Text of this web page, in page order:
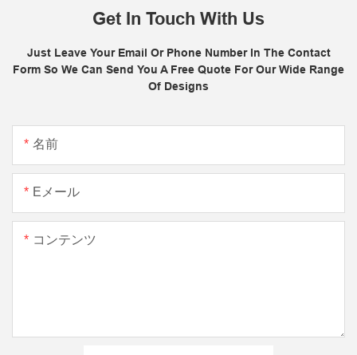
Get In Touch With Us
Just Leave Your Email Or Phone Number In The Contact
Form So We Can Send You A Free Quote For Our Wide Range
Of Designs
名前
Eメール
コンテンツ